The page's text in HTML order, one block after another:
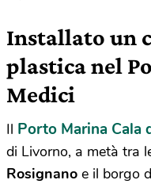
Installato un
plastica nel
Medici
Il Porto Marina Cala
di Livorno, a metà tra
Rosignano e il borgo